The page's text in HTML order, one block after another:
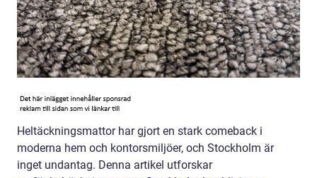
Heltäckningsmattor har gjort en stark comeback i
moderna hem och kontorsmiljöer, och Stockholm är
inget undantag. Denna artikel utforskar